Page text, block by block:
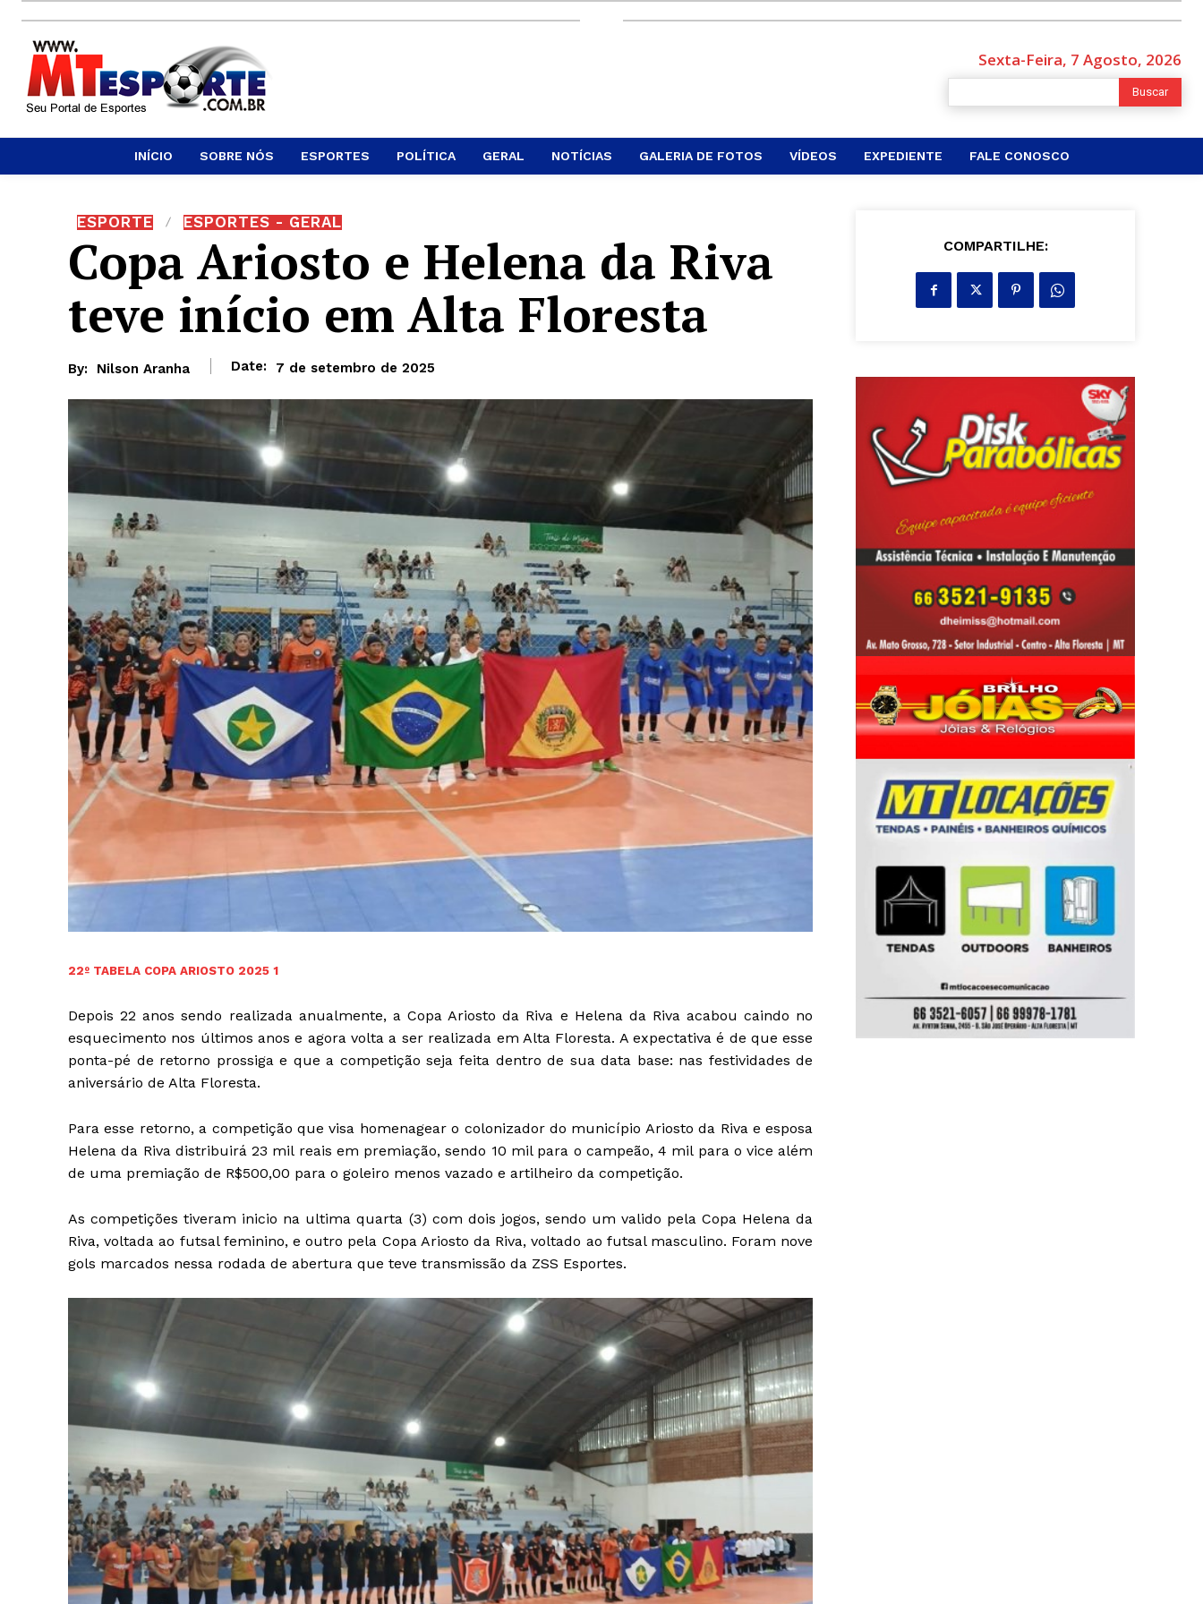
Sexta-Feira, 7 Agosto, 2026
Buscar
INÍCIO SOBRE NÓS ESPORTES POLÍTICA GERAL NOTÍCIAS GALERIA DE FOTOS VÍDEOS EXPEDIENTE FALE CONOSCO
ESPORTE ESPORTES - GERAL
Copa Ariosto e Helena da Riva
teve início em Alta Floresta
By: Nilson Aranha Date: 7 de setembro de 2025
22º TABELA COPA ARIOSTO 2025 1
Depois 22 anos sendo realizada anualmente, a Copa Ariosto da Riva e Helena da Riva acabou caindo no
esquecimento nos últimos anos e agora volta a ser realizada em Alta Floresta. A expectativa é de que esse
ponta-pé de retorno prossiga e que a competição seja feita dentro de sua data base: nas festividades de
aniversário de Alta Floresta.
Para esse retorno, a competição que visa homenagear o colonizador do município Ariosto da Riva e esposa
Helena da Riva distribuirá 23 mil reais em premiação, sendo 10 mil para o campeão, 4 mil para o vice além
de uma premiação de R$500,00 para o goleiro menos vazado e artilheiro da competição.
As competições tiveram inicio na ultima quarta (3) com dois jogos, sendo um valido pela Copa Helena da
Riva, voltada ao futsal feminino, e outro pela Copa Ariosto da Riva, voltado ao futsal masculino. Foram nove
gols marcados nessa rodada de abertura que teve transmissão da ZSS Esportes.
COMPARTILHE: